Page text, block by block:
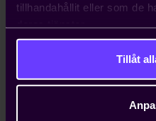
tillhandahållit eller som de
Tillåt
Almedalen 2026
Fossilberoendet